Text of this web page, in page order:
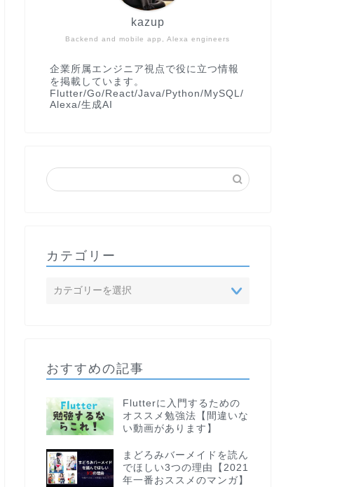
16.0;
thickness ?? 0.0;
0.0;
: thickness
Backend and mobile app, Alexa engineers
kazup
企業所属エンジニア視点で役に立つ情報
を掲載しています。
Flutter/Go/React/Java/Python/MySQL/
Alexa/生成AI
カテゴリー
おすすめの記事
Flutterに入門するための
オススメ勉強法【間違いな
い動画があります】
まどろみバーメイドを読ん
でほしい3つの理由【2021
年一番おススメのマンガ】